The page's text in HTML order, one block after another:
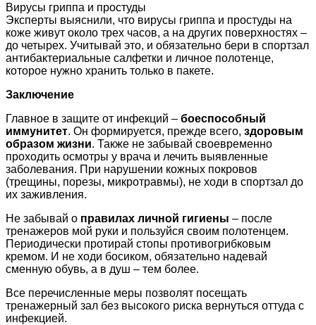
Вирусы гриппа и простуды
Эксперты выяснили, что вирусы гриппа и простуды на
коже живут около трех часов, а на других поверхностях –
до четырех. Учитывай это, и обязательно бери в спортзал
антибактериальные салфетки и личное полотенце,
которое нужно хранить только в пакете.
Заключение
Главное в защите от инфекций – боеспособный
иммунитет. Он формируется, прежде всего, здоровым
образом жизни. Также не забывай своевременно
проходить осмотры у врача и лечить выявленные
заболевания. При нарушении кожных покровов
(трещины, порезы, микротравмы), не ходи в спортзал до
их заживления.
Не забывай о правилах личной гигиены – после
тренажеров мой руки и пользуйся своим полотенцем.
Периодически протирай стопы противогрибковым
кремом. И не ходи босиком, обязательно надевай
сменную обувь, а в душ – тем более.
Все перечисленные меры позволят посещать
тренажерный зал без высокого риска вернуться оттуда с
инфекцией.